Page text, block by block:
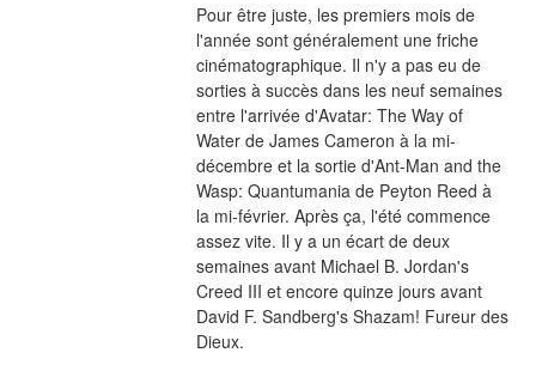
Pour être juste, les premiers mois de
l'année sont généralement une friche
cinématographique. Il n'y a pas eu de
sorties à succès dans les neuf semaines
entre l'arrivée d'Avatar: The Way of
Water de James Cameron à la mi-
décembre et la sortie d'Ant-Man and the
Wasp: Quantumania de Peyton Reed à
la mi-février. Après ça, l'été commence
assez vite. Il y a un écart de deux
semaines avant Michael B. Jordan's
Creed III et encore quinze jours avant
David F. Sandberg's Shazam! Fureur des
Dieux.